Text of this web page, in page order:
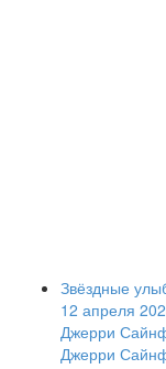
Звёздные
12 апреля
Джерри
Джерри